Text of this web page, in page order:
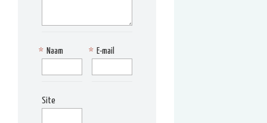
Naam
* E-mail
*
Site